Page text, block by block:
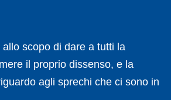
scopo di dare a tutti la
il proprio dissenso, e la
agli sprechi che ci sono in